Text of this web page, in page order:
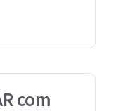
com